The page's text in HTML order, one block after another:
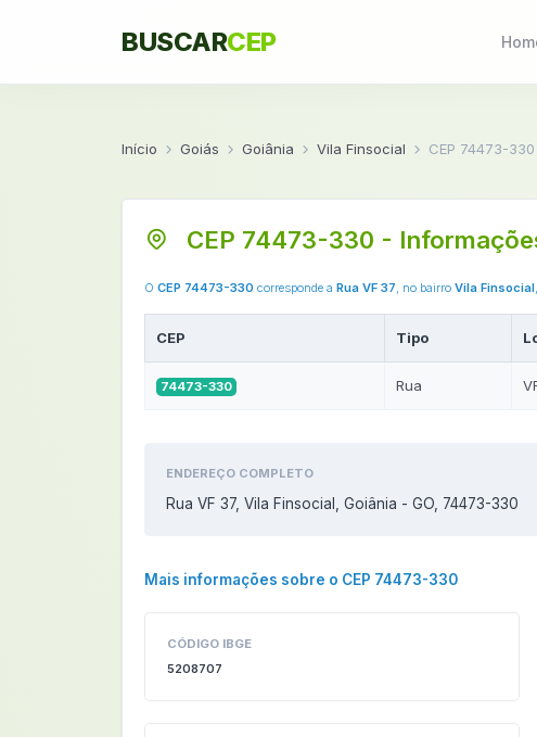
BUSCARCEP
Início Goiás Goiânia Vila Finsocial CEP 74473-330
CEP 74473-330 -
O CEP 74473-330 corresponde a Rua VF 37, no bairro Vila Finsocial
CEP Tipo
74473-330 Rua
ENDEREÇO COMPLETO
Rua VF 37, Vila Finsocial, Goiânia - GO, 74473-330
Mais informações sobre o CEP 74473-330
CÓDIGO IBGE
5208707